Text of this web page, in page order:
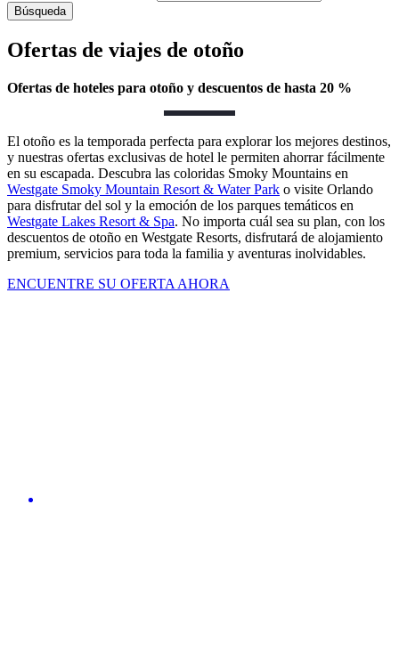
Búsqueda
Ofertas de viajes de otoño
Ofertas de hoteles para otoño y descuentos de hasta 20 %
El otoño es la temporada perfecta para explorar los mejores destinos,
y nuestras ofertas exclusivas de hotel le permiten ahorrar fácilmente
en su escapada. Descubra las coloridas Smoky Mountains en
Westgate Smoky Mountain Resort & Water Park o visite Orlando
para disfrutar del sol y la emoción de los parques temáticos en
Westgate Lakes Resort & Spa. No importa cuál sea su plan, con los
descuentos de otoño en Westgate Resorts, disfrutará de alojamiento
premium, servicios para toda la familia y aventuras inolvidables.
ENCUENTRE SU OFERTA AHORA